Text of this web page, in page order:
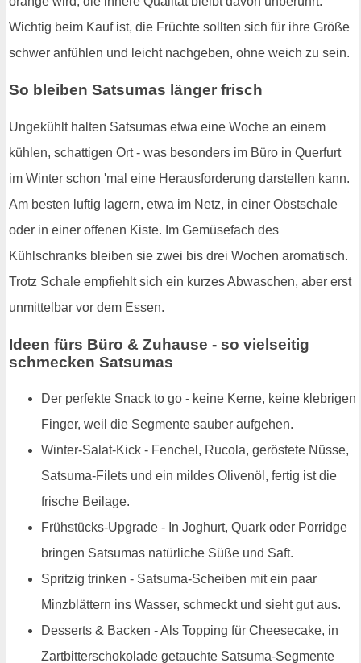
Wichtig beim Kauf ist, die Früchte sollten sich für ihre Größe
schwer anfühlen und leicht nachgeben, ohne weich zu sein.
So bleiben Satsumas länger frisch
Ungekühlt halten Satsumas etwa eine Woche an einem
kühlen, schattigen Ort - was besonders im Büro in Querfurt
im Winter schon 'mal eine Herausforderung darstellen kann.
Am besten luftig lagern, etwa im Netz, in einer Obstschale
oder in einer offenen Kiste. Im Gemüsefach des
Kühlschranks bleiben sie zwei bis drei Wochen aromatisch.
Trotz Schale empfiehlt sich ein kurzes Abwaschen, aber erst
unmittelbar vor dem Essen.
Ideen fürs Büro & Zuhause - so vielseitig
schmecken Satsumas
Der perfekte Snack to go - keine Kerne, keine klebrigen
Finger, weil die Segmente sauber aufgehen.
Winter-Salat-Kick - Fenchel, Rucola, geröstete Nüsse,
Satsuma-Filets und ein mildes Olivenöl, fertig ist die
frische Beilage.
Frühstücks-Upgrade - In Joghurt, Quark oder Porridge
bringen Satsumas natürliche Süße und Saft.
Spritzig trinken - Satsuma-Scheiben mit ein paar
Minzblättern ins Wasser, schmeckt und sieht gut aus.
Desserts & Backen - Als Topping für Cheesecake, in
Zartbitterschokolade getauchte Satsuma-Segmente